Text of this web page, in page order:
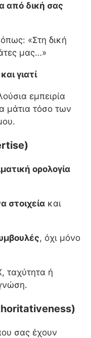
από δική σας
«Στη δική
μας…»
γιατί
εμπειρία
μάτια τόσο των
ορολογία
στοιχεία και
, όχι μόνο
ταχύτητα ή
σας έχουν